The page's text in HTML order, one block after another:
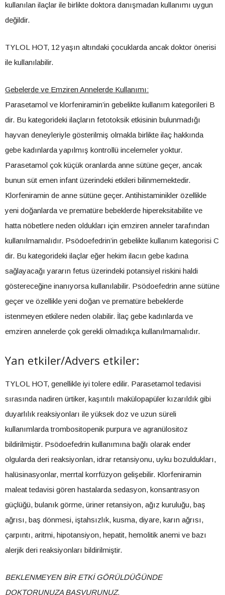
kullanılan ilaçlar ile birlikte doktora danışmadan kullanımı uygun
değildir.
TYLOL HOT, 12 yaşın altındaki çocuklarda ancak doktor önerisi
ile kullanılabilir.
Gebelerde ve Emziren Annelerde Kullanımı:
Parasetamol ve klorfeniramin’in gebelikte kullanım kategorileri B
dir. Bu kategorideki ilaçların fetotoksik etkisinin bulunmadığı
hayvan deneyleriyle gösterilmiş olmakla birlikte ilaç hakkında
gebe kadınlarda yapılmış kontrollü incelemeler yoktur.
Parasetamol çok küçük oranlarda anne sütüne geçer, ancak
bunun süt emen infant üzerindeki etkileri bilinmemektedir.
Klorfeniramin de anne sütüne geçer. Antihistaminikler özellikle
yeni doğanlarda ve prematüre bebeklerde hipereksitabilite ve
hatta nöbetlere neden oldukları için emziren anneler tarafından
kullanılmamalıdır. Psödoefedrin’in gebelikte kullanım kategorisi C
dir. Bu kategorideki ilaçlar eğer hekim ilacın gebe kadına
sağlayacağı yararın fetus üzerindeki potansiyel riskini haldi
göstereceğine inanıyorsa kullanılabilir. Psödoefedrin anne sütüne
geçer ve özellikle yeni doğan ve prematüre bebeklerde
istenmeyen etkilere neden olabilir. İlaç gebe kadınlarda ve
emziren annelerde çok gerekli olmadıkça kullanılmamalıdır.
Yan etkiler/Advers etkiler:
TYLOL HOT, genellikle iyi tolere edilir. Parasetamol tedavisi
sırasında nadiren ürtiker, kaşıntılı makülopapüler kızarıldık gibi
duyarlılık reaksiyonları ile yüksek doz ve uzun süreli
kullanımlarda trombositopenik purpura ve agranülositoz
bildirilmiştir. Psödoefedrin kullanımına bağlı olarak ender
olgularda deri reaksiyonlan, idrar retansiyonu, uyku bozuldukları,
halüsinasyonlar, merrtal korrfüzyon gelişebilir. Klorfeniramin
maleat tedavisi gören hastalarda sedasyon, konsantrasyon
güçlüğü, bulanık görme, üriner retansiyon, ağız kuruluğu, baş
ağrısı, baş dönmesi, iştahsızlık, kusma, diyare, karın ağrısı,
çarpıntı, aritmi, hipotansiyon, hepatit, hemolitik anemi ve bazı
alerjik deri reaksiyonları bildirilmiştir.
BEKLENMEYEN BİR ETKİ GÖRÜLDÜĞÜNDE
DOKTORUNUZA BAŞVURUNUZ.